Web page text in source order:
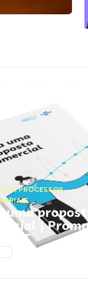
,PROCESSOS
uma proposta
|